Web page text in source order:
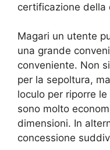
certificazione della
Magari un utente
una grande
conveniente. Non
per la sepoltura,
loculo per riporre
sono molto
dimensioni. In
concessione